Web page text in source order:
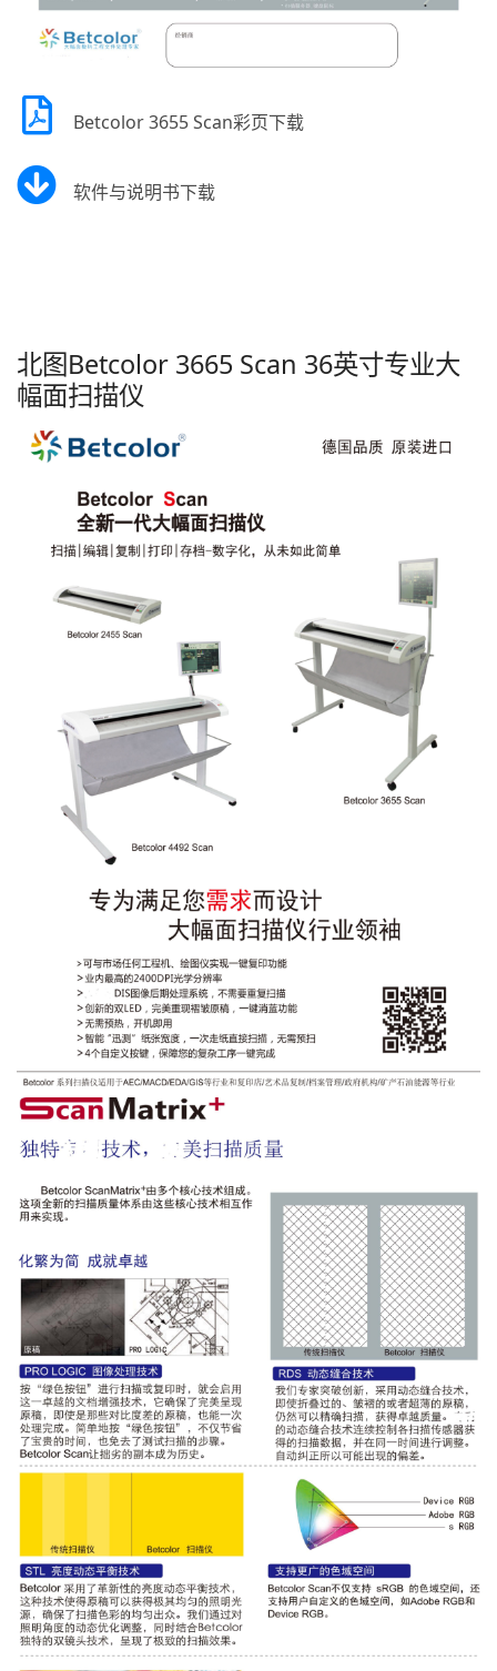
Betcolor 3655 Scan彩页下载
软件与说明书下载
北图Betcolor 3665 Scan 36英寸专业大
幅面扫描仪